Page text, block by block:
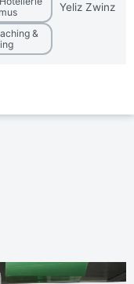
&
Yeliz Zwinz